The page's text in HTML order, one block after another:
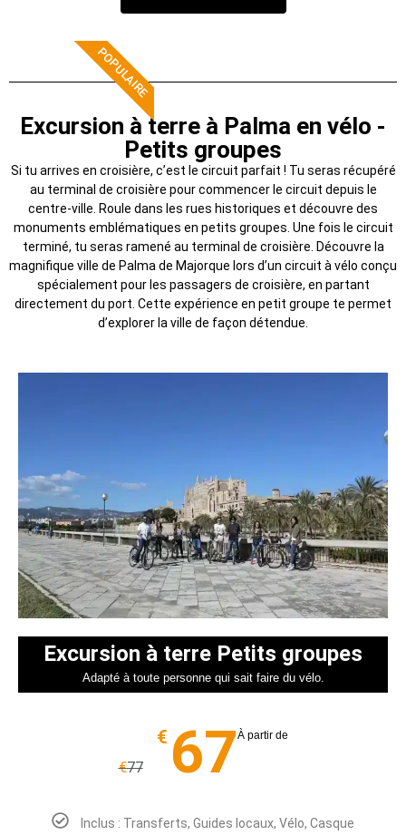
POPULAIRE
Excursion à terre à Palma en vélo -
Petits groupes
Si tu arrives en croisière, c’est le circuit parfait ! Tu seras récupéré
au terminal de croisière pour commencer le circuit depuis le
centre-ville. Roule dans les rues historiques et découvre des
monuments emblématiques en petits groupes. Une fois le circuit
terminé, tu seras ramené au terminal de croisière. Découvre la
magnifique ville de Palma de Majorque lors d’un circuit à vélo conçu
spécialement pour les passagers de croisière, en partant
directement du port. Cette expérience en petit groupe te permet
d’explorer la ville de façon détendue.
Excursion à terre Petits groupes
Adapté à toute personne qui sait faire du vélo.
€77
€ 67À partir de
Inclus : Transferts, Guides locaux, Vélo, Casque